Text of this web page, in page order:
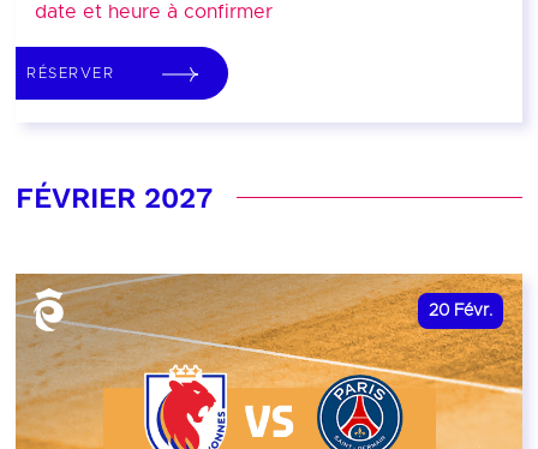
date et heure à confirmer
RÉSERVER
FÉVRIER 2027
20 Févr.